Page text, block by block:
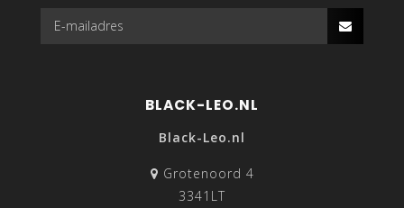
BLACK-LEO.NL
Black-Leo.nl
Grotenoord 4
3341LT